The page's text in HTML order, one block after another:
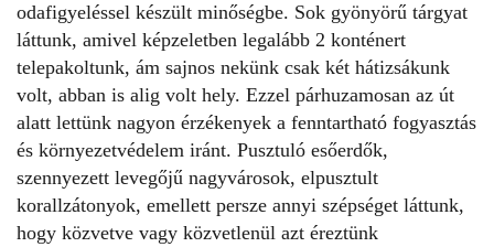
odafigyeléssel készült minőségbe. Sok gyönyörű tárgyat
láttunk, amivel képzeletben legalább 2 konténert
telepakoltunk, ám sajnos nekünk csak két hátizsákunk
volt, abban is alig volt hely. Ezzel párhuzamosan az út
alatt lettünk nagyon érzékenyek a fenntartható fogyasztás
és környezetvédelem iránt. Pusztuló esőerdők,
szennyezett levegőjű nagyvárosok, elpusztult
korallzátonyok, emellett persze annyi szépséget láttunk,
hogy közvetve vagy közvetlenül azt éreztünk